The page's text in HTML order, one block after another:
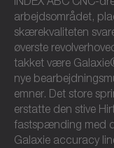
arbejdsområdet,
skærekvaliteten
øverste
takket være
nye
emner. Det store
erstatte den stive
fastspænding med
Galaxie accuracy